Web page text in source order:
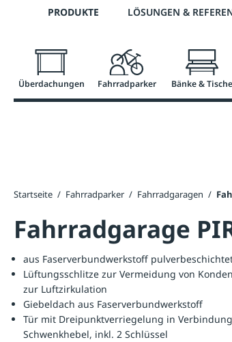
Zur Hauptnavigation springen
Telefon: 0800 / 100 49 02
PRODUKTE LÖSUNGEN &
Überdachungen Fahrradparker Bänke & Tische
Startseite / Fahrradparker / Fahrradgaragen /
Fahrradgarage
aus Faserverbundwerkstoff
Lüftungsschlitze zur Vermeidung von
zur Luftzirkulation
Giebeldach aus Faserverbundwerkstoff
Tür mit Dreipunktverriegelung in
Schwenkhebel, inkl. 2 Schlüssel